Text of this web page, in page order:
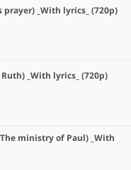
prayer) _With lyrics_ (720p)
_With lyrics_ (720p)
ministry of Paul) _With